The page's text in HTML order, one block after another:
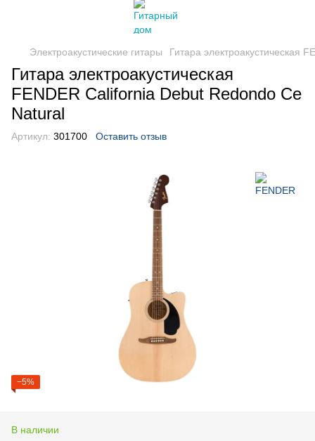
Электроакустические гитары Гитара электроакустическая
Гитара электроакустическая
FENDER California Debut Redondo Ce
Natural
Артикул: 301700 Оставить отзыв
−5%
В наличии